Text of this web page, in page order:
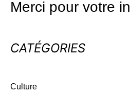
Merci pour votre
CATÉGORIES
Culture